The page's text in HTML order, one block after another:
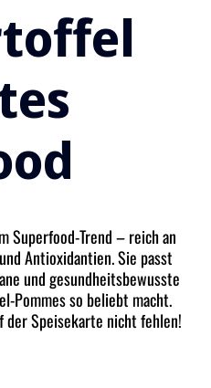
Superfood-Trend – reich an
Antioxidantien. Sie passt
und gesundheitsbewusste
Pommes so beliebt macht.
der Speisekarte nicht fehlen!